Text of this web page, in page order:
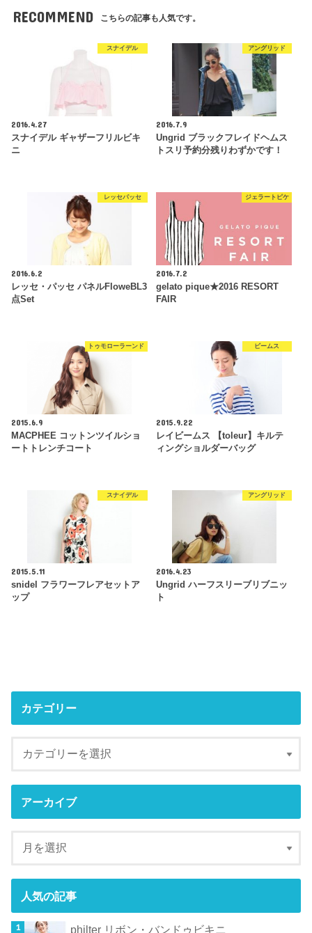
RECOMMEND こちらの記事も人気です。
スナイデル
2016.4.27
スナイデル ギャザーフリルビキ
ニ
アングリッド
2016.7.9
Ungrid ブラックフレイドヘムス
トスリ予約分残りわずかです！
レッセパッセ
2016.6.2
レッセ・パッセ パネルFloweBL3
点Set
ジェラートピケ
2016.7.2
gelato pique★2016 RESORT
FAIR
トゥモローラーンド
2015.6.9
MACPHEE コットンツイルショ
ートトレンチコート
ビームス
2015.9.22
レイビームス 【toleur】キルテ
ィングショルダーバッグ
スナイデル
2015.5.11
snidel フラワーフレアセットア
ップ
アングリッド
2016.4.23
Ungrid ハーフスリーブリブニッ
ト
カテゴリー
アーカイブ
人気の記事
philter リボン・バンドゥビキニ